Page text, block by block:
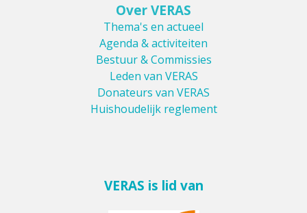
Over VERAS
Thema's en actueel
Agenda & activiteiten
Bestuur & Commissies
Leden van VERAS
Donateurs van VERAS
Huishoudelijk reglement
VERAS is lid van